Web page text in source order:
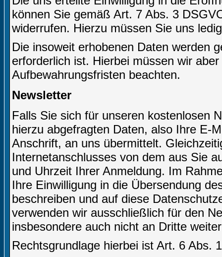
können Sie gemäß Art. 7 Abs. 3
widerrufen. Hierzu müssen Sie uns
Die insoweit erhobenen Daten werden
erforderlich ist. Hierbei müssen wir
Aufbewahrungsfristen beachten.
Newsletter
Falls Sie sich für unseren kostenlosen
hierzu abgefragten Daten, also Ihre E-
Anschrift, an uns übermittelt.
Internetanschlusses von dem aus Sie
und Uhrzeit Ihrer Anmeldung. Im
Ihre Einwilligung in die Übersendung
beschreiben und auf diese
verwenden wir ausschließlich für den
insbesondere auch nicht an Dritte
Rechtsgrundlage hierbei ist Art. 6 Abs.